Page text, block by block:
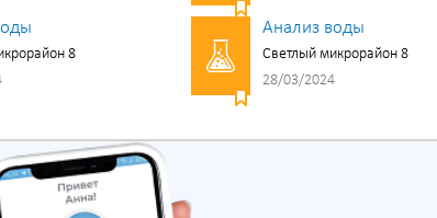
8
Анализ воды
Светлый микрорайон 8
28/03/2024